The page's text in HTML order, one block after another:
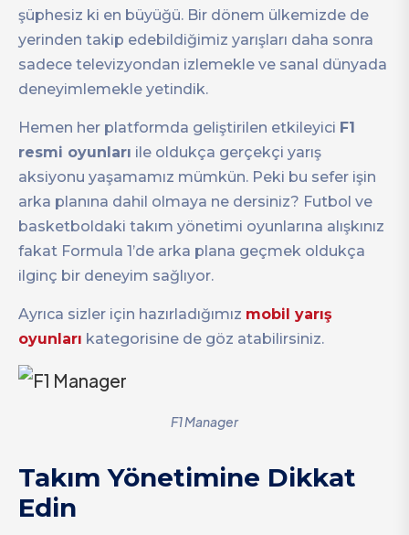
şüphesiz ki en büyüğü. Bir dönem ülkemizde de
yerinden takip edebildiğimiz yarışları daha sonra
sadece televizyondan izlemekle ve sanal dünyada
deneyimlemekle yetindik.
Hemen her platformda geliştirilen etkileyici F1
resmi oyunları ile oldukça gerçekçi yarış
aksiyonu yaşamamız mümkün. Peki bu sefer işin
arka planına dahil olmaya ne dersiniz? Futbol ve
basketboldaki takım yönetimi oyunlarına alışkınız
fakat Formula 1’de arka plana geçmek oldukça
ilginç bir deneyim sağlıyor.
Ayrıca sizler için hazırladığımız mobil yarış
oyunları kategorisine de göz atabilirsiniz.
F1 Manager
Takım Yönetimine Dikkat
Edin